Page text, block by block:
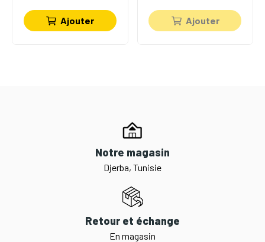
Ajouter Ajouter
Notre magasin
Djerba, Tunisie
Retour et échange
En magasin